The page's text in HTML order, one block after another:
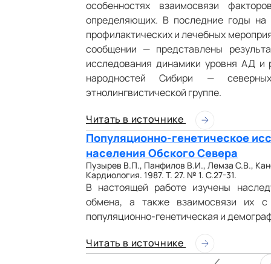
особенностях взаимосвязи
определяющих. В последние годы на
профилактических и лечебных
сообщении — представлены
исследования динамики уровня АД и
народностей Сибири —
этнолингвистической группе.
Читать в источнике
Популяционно-генетическое
населения Обского Севера
Пузырев В.П., Панфилов В.И., Лемза С.В.,
Кардиология. 1987. Т. 27. № 1. С.27-31.
В настоящей работе изучены
обмена, а также взаимосвязи их с
популяционно-генетическая и
Читать в источнике